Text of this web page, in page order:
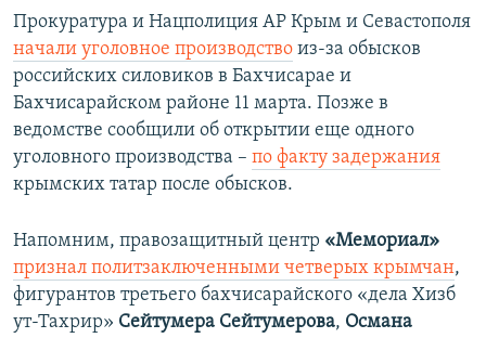
Прокуратура и Нацполиция АР Крым и Севастополя
начали уголовное производство из-за обысков
российских силовиков в Бахчисарае и
Бахчисарайском районе 11 марта. Позже в
ведомстве сообщили об открытии еще одного
уголовного производства – по факту задержания
крымских татар после обысков.
Напомним, правозащитный центр «Мемориал»
признал политзаключенными четверых крымчан,
фигурантов третьего бахчисарайского «дела Хизб
ут-Тахрир» Сейтумера Сейтумерова, Османа